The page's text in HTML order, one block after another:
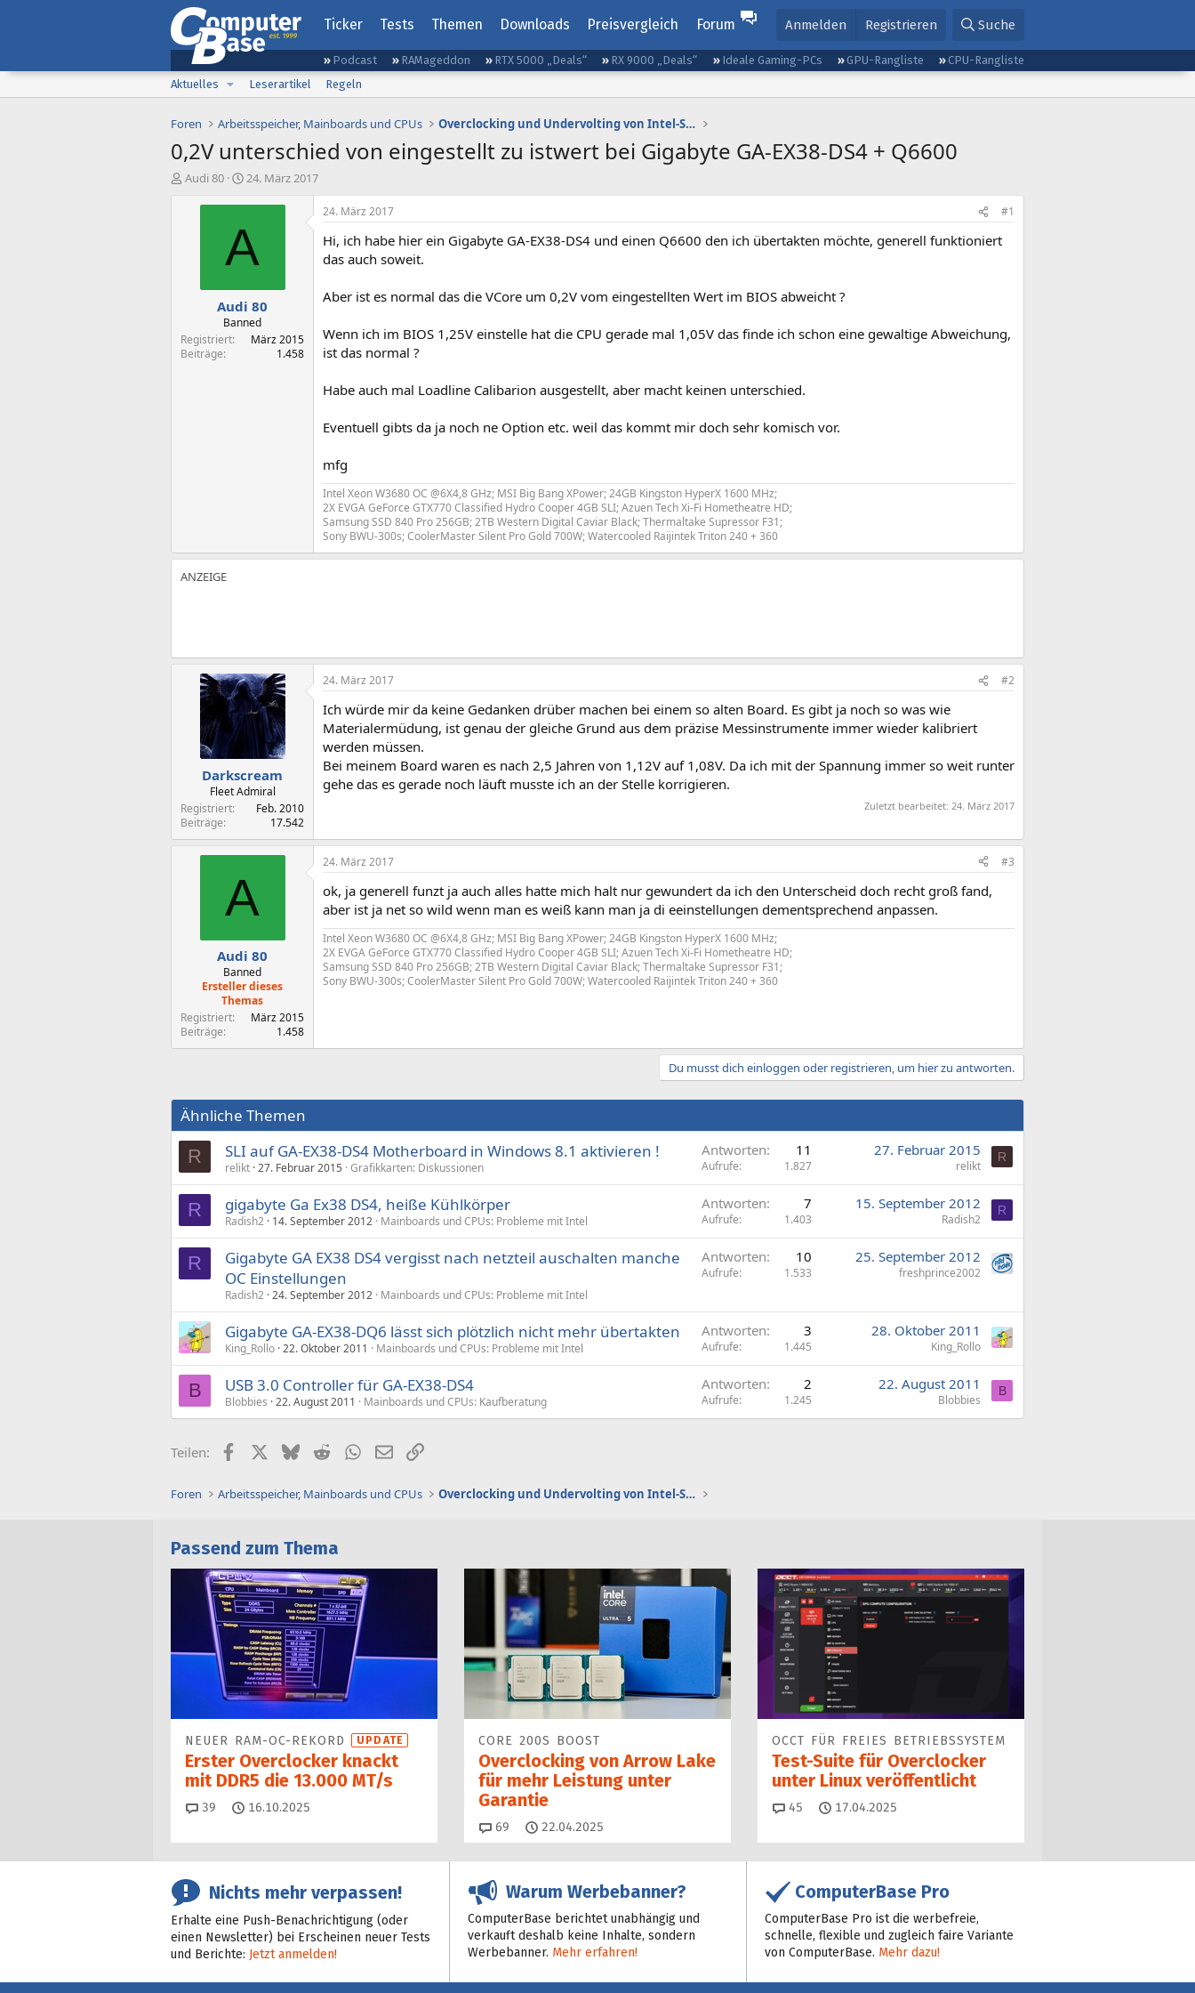
Ticker Tests Themen Downloads Preisvergleich Forum Anmelden Registrieren Suche
Podcast RAMageddon RTX 5000 „Deals“ RX 9000 „Deals“ Ideale Gaming-PCs GPU-Rangliste
CPU-Rangliste
Aktuelles
Leserartikel Regeln
Foren Arbeitsspeicher, Mainboards und CPUs Overclocking und Undervolting von Intel-Systemen
0,2V unterschied von eingestellt zu istwert bei Gigabyte GA-EX38-DS4 + Q6600
E
Audi 80
E
s
e
l
t
a
m
24. März 2017
A
Audi 80
Banned
Registriert
März 2015
Beiträge
1.458
24. März 2017 #1
Hi, ich habe hier ein Gigabyte GA-EX38-DS4 und einen Q6600 den ich übertakten möchte, generell funktioniert
das auch soweit.
Aber ist es normal das die VCore um 0,2V vom eingestellten Wert im BIOS abweicht ?
Wenn ich im BIOS 1,25V einstelle hat die CPU gerade mal 1,05V das finde ich schon eine gewaltige Abweichung,
ist das normal ?
Habe auch mal Loadline Calibarion ausgestellt, aber macht keinen unterschied.
Eventuell gibts da ja noch ne Option etc. weil das kommt mir doch sehr komisch vor.
mfg
Intel Xeon W3680 OC @6X4,8 GHz; MSI Big Bang XPower; 24GB Kingston HyperX 1600 MHz;
2X EVGA GeForce GTX770 Classified Hydro Cooper 4GB SLI; Azuen Tech Xi-Fi Hometheatre HD;
Samsung SSD 840 Pro 256GB; 2TB Western Digital Caviar Black; Thermaltake Supressor F31;
Sony BWU-300s; CoolerMaster Silent Pro Gold 700W; Watercooled Raijintek Triton 240 + 360
Darkscream
Fleet Admiral
Registriert
Feb. 2010
Beiträge
17.542
24. März 2017 #2
Ich würde mir da keine Gedanken drüber machen bei einem so alten Board. Es gibt ja noch so was wie
Materialermüdung, ist genau der gleiche Grund aus dem präzise Messinstrumente immer wieder kalibriert
werden müssen.
Bei meinem Board waren es nach 2,5 Jahren von 1,12V auf 1,08V. Da ich mit der Spannung immer so weit runter
gehe das es gerade noch läuft musste ich an der Stelle korrigieren.
Zuletzt bearbeitet: 24. März 2017
A
Audi 80
Banned
Ersteller dieses
Themas
Registriert
März 2015
Beiträge
1.458
24. März 2017 #3
ok, ja generell funzt ja auch alles hatte mich halt nur gewundert da ich den Unterscheid doch recht groß fand,
aber ist ja net so wild wenn man es weiß kann man ja di eeinstellungen dementsprechend anpassen.
Intel Xeon W3680 OC @6X4,8 GHz; MSI Big Bang XPower; 24GB Kingston HyperX 1600 MHz;
2X EVGA GeForce GTX770 Classified Hydro Cooper 4GB SLI; Azuen Tech Xi-Fi Hometheatre HD;
Samsung SSD 840 Pro 256GB; 2TB Western Digital Caviar Black; Thermaltake Supressor F31;
Sony BWU-300s; CoolerMaster Silent Pro Gold 700W; Watercooled Raijintek Triton 240 + 360
Du musst dich einloggen oder registrieren, um hier zu antworten.
Ähnliche Themen
R SLI auf GA-EX38-DS4 Motherboard in Windows 8.1 aktivieren !
relikt 27. Februar 2015 Grafikkarten: Diskussionen
Antworten 11
Aufrufe 1.827
27. Februar 2015
relikt
R
R gigabyte Ga Ex38 DS4, heiße Kühlkörper
Radish2 14. September 2012 Mainboards und CPUs: Probleme mit Intel
Antworten 7
Aufrufe 1.403
15. September 2012
Radish2
R
R
Gigabyte GA EX38 DS4 vergisst nach netzteil auschalten manche
OC Einstellungen
Radish2 24. September 2012 Mainboards und CPUs: Probleme mit Intel
Antworten 10
Aufrufe 1.533
25. September 2012
freshprince2002
Gigabyte GA-EX38-DQ6 lässt sich plötzlich nicht mehr übertakten
King_Rollo 22. Oktober 2011 Mainboards und CPUs: Probleme mit Intel
Antworten 3
Aufrufe 1.445
28. Oktober 2011
King_Rollo
B USB 3.0 Controller für GA-EX38-DS4
Blobbies 22. August 2011 Mainboards und CPUs: Kaufberatung
Antworten 2
Aufrufe 1.245
22. August 2011
Blobbies
B
Teilen: FacebookX (Twitter)
BlueskyRedditWhatsApp
E-MailLink
Foren Arbeitsspeicher, Mainboards und CPUs Overclocking und Undervolting von Intel-Systemen
Passend zum Thema
NEUER RAM-OC-REKORD UPDATE
Erster Overclocker knackt
mit DDR5 die 13.000 MT/s
39 Kommentare
16.10.2025
CORE 200S BOOST
Overclocking von Arrow Lake
für mehr Leistung unter
Garantie
69 Kommentare
22.04.2025
OCCT FÜR FREIES BETRIEBSSYSTEM
Test-Suite für Overclocker
unter Linux veröffentlicht
45 Kommentare
17.04.2025
Nichts mehr verpassen!
Erhalte eine Push-Benachrichtigung (oder
einen Newsletter) bei Erscheinen neuer Tests
und Berichte: Jetzt anmelden!
Warum Werbebanner?
ComputerBase berichtet unabhängig und
verkauft deshalb keine Inhalte, sondern
Werbebanner. Mehr erfahren!
ComputerBase Pro
ComputerBase Pro ist die werbefreie,
schnelle, flexible und zugleich faire Variante
von ComputerBase. Mehr dazu!